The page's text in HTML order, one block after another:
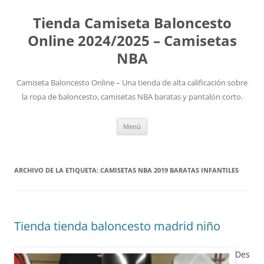
Tienda Camiseta Baloncesto
Online 2024/2025 – Camisetas
NBA
Camiseta Baloncesto Online – Una tienda de alta calificación sobre
la ropa de baloncesto, camisetas NBA baratas y pantalón corto.
Menú
ARCHIVO DE LA ETIQUETA: CAMISETAS NBA 2019 BARATAS INFANTILES
Tienda tienda baloncesto madrid niño
Des